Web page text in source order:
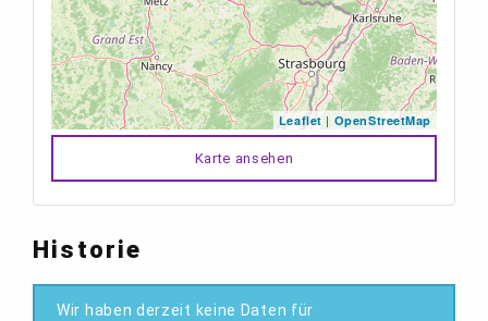
Leaflet | OpenStreetMap
Karte ansehen
Historie
Wir haben derzeit keine Daten für